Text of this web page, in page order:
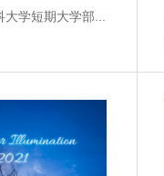
大学短期大学部...